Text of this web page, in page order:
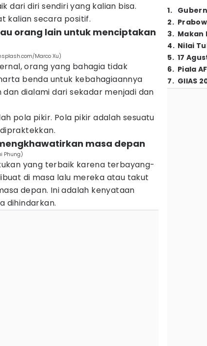
dari diri sendiri yang kalian bisa.
kalian secara positif.
orang lain untuk menciptakan
Marco Xu)
orang yang bahagia tidak
benda untuk kebahagiaannya
dialami dari sekadar menjadi dan
pola pikir. Pola pikir adalah sesuatu
masa depan
Phung)
yang terbaik karena terbayang-
di masa lalu mereka atau takut
depan. Ini adalah kenyataan
dihindarkan.
1.
2.
3. Makan
4. Nilai
5. 17
6. Piala
7. GIIAS